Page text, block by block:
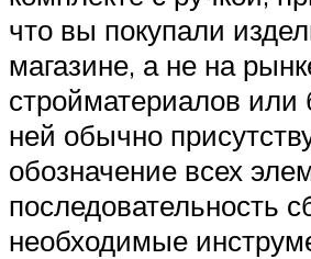
что вы покупали
магазине, а не на
стройматериалов или
ней обычно
обозначение всех
последовательность
необходимые